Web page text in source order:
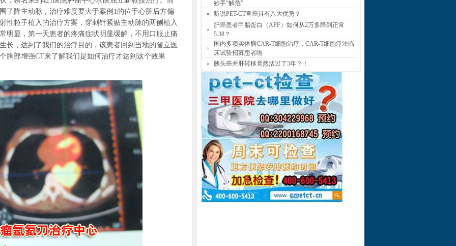
了降主动脉，治疗难度要大于案例1的位于心脏后方偏
性粒子植入的治疗方案，穿刺针紧贴主动脉的两侧植入
明显，第一天患者的疼痛症状明显缓解，不用口服止痛
长，达到了我们的治疗目的，该患者回到当地的省立医
胸部增强CT来了解我们是如何治疗才达到这个效果
妙手“解危”
听说PET-CT查癌具有八大优势？
肝癌患者甲胎蛋白（APF）如何从2万多降到正常
5.38？
国内多项实体瘤CAR-T细胞治疗，CAR-T细胞疗法临
床试验招募患者啦
胰头癌并肝转移竟然活过了5年？！